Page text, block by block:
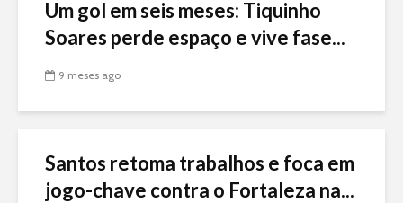
Um gol em seis meses: Tiquinho
Soares perde espaço e vive fase...
9 meses ago
Santos retoma trabalhos e foca em
jogo-chave contra o Fortaleza na...